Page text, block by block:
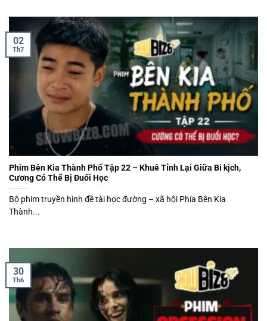
Phim Bên Kia Thành Phố Tập 22 – Khuê Tỉnh Lại Giữa Bi kịch,
Cương Có Thể Bị Đuổi Học
Bộ phim truyền hình đề tài học đường – xã hội Phía Bên Kia
Thành...
02
Th7
30
Th6